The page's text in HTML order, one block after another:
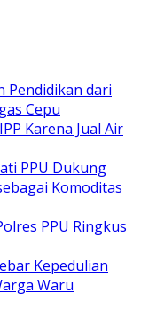
Pendidikan dari
Cepu
Karena Jual Air
PPU Dukung
Komoditas
PPU Ringkus
Kepedulian
Waru